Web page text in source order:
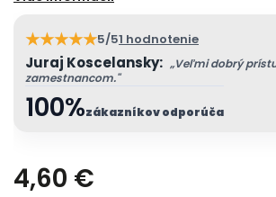
★★★★★5/51 hodnotenie
100%zákazníkov odporúča
Juraj Koscelansky: „Veľmi dobrý
zamestnancom."
4,60 €